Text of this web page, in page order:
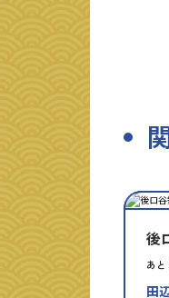
後
あと
田
種
類
指
定